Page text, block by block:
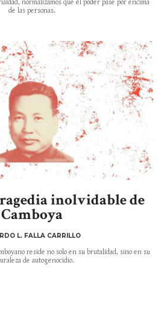
normalizamos que el poder pase por encima
de las personas.
inolvidable de
Camboya
L. FALLA CARRILLO
reside no solo en su brutalidad, sino en su
de autogenocidio.